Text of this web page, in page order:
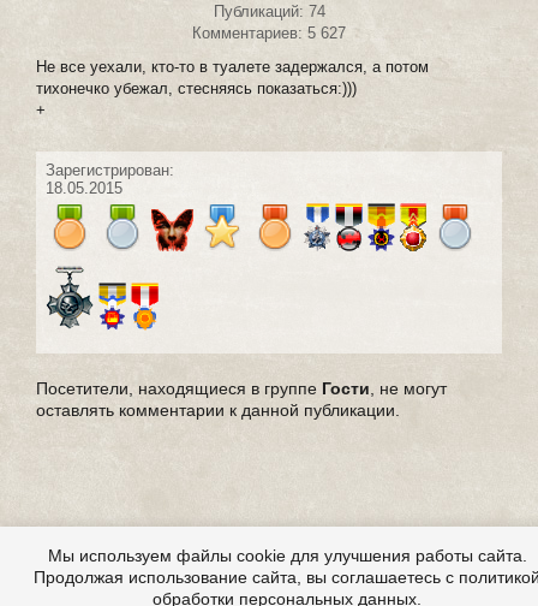
Публикаций: 74
Комментариев: 5 627
Не все уехали, кто-то в туалете задержался, а потом
тихонечко убежал, стесняясь показаться:)))
+
Зарегистрирован:
18.05.2015
Посетители, находящиеся в группе Гости , не могут
оставлять комментарии к данной публикации.
Мы используем файлы cookie для улучшения работы сайта.
Продолжая использование сайта, вы соглашаетесь с
обработки персональных данных.